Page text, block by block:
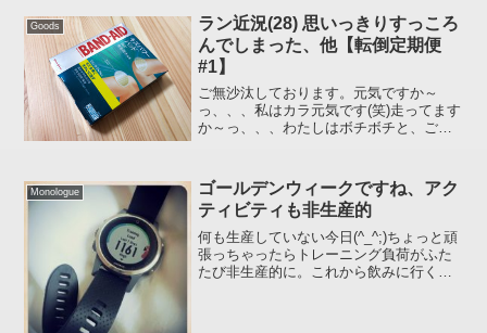
のようです。トップページは単一のペー
ジで作られていますが、あ...
Goods
ラン近況(28) 思いっきりすっころ
んでしまった、他【転倒定期便
#1】
ご無沙汰しております。元気ですか～
っ、、、私はカラ元気です(笑)走ってます
か～っ、、、わたしはボチボチと、ご覧
ブ3.5) で 42.195km 走れる気がしま...
Monologue
ゴールデンウィークですね、アク
ティビティも非生産的
何も生産していない今日(^_^;)ちょっと頑
張っちゃったらトレーニング負荷がふた
たび非生産的に。これから飲みに行くの